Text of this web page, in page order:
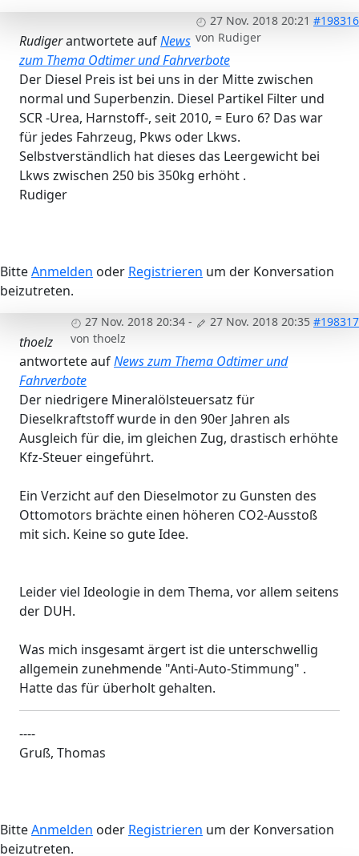
27 Nov. 2018 20:21 #198316
von Rudiger
Rudigerantwortete aufNews
zum Thema Odtimer und Fahrverbote
Der Diesel Preis ist bei uns in der Mitte zwischen
normal und Superbenzin. Diesel Partikel Filter und
SCR -Urea, Harnstoff-, seit 2010, = Euro 6? Das war
für jedes Fahrzeug, Pkws oder Lkws.
Selbstverständlich hat dieses das Leergewicht bei
Lkws zwischen 250 bis 350kg erhöht .
Rudiger
BitteAnmelden oder Registrieren um der Konversation
beizutreten.
27 Nov. 2018 20:34 - 27 Nov. 2018 20:35 #198317
von thoelz
thoelz
antwortete aufNews zum Thema Odtimer und
Fahrverbote
Der niedrigere Mineralölsteuersatz für
Dieselkraftstoff wurde in den 90er Jahren als
Ausgleich für die, im gleichen Zug, drastisch erhöhte
Kfz-Steuer eingeführt.
Ein Verzicht auf den Dieselmotor zu Gunsten des
Ottomotors brächte einen höheren CO2-Ausstoß
mit sich. Keine so gute Idee.
Leider viel Ideologie in dem Thema, vor allem seitens
der DUH.
Was mich insgesamt ärgert ist die unterschwellig
allgemein zunehmende "Anti-Auto-Stimmung" .
Hatte das für überholt gehalten.
----
Gruß, Thomas
BitteAnmelden oder Registrieren um der Konversation
beizutreten.